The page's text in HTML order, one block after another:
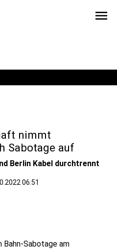
menu
nimmt
Sabotage auf
Berlin Kabel durchtrennt
06:51
Bahn-Sabotage am